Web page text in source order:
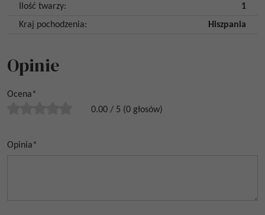
Ilość twarzy:
1
Kraj pochodzenia: Hiszpania
Opinie
Ocena*
0.00 / 5 (0 głosów)
Opinia*